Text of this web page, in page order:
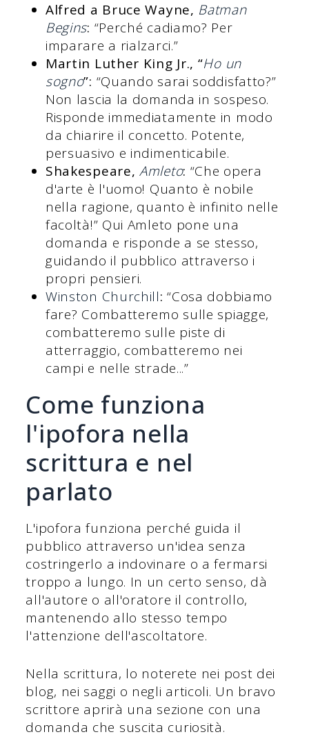
Alfred a Bruce Wayne, Batman
Begins: “Perché cadiamo? Per
imparare a rialzarci.”
Martin Luther King Jr., “Ho un
sogno”: “Quando sarai soddisfatto?”
Non lascia la domanda in sospeso.
Risponde immediatamente in modo
da chiarire il concetto. Potente,
persuasivo e indimenticabile.
Shakespeare,Amleto: “Che opera
d'arte è l'uomo! Quanto è nobile
nella ragione, quanto è infinito nelle
facoltà!” Qui Amleto pone una
domanda e risponde a se stesso,
guidando il pubblico attraverso i
propri pensieri.
Winston Churchill: “Cosa dobbiamo
fare? Combatteremo sulle spiagge,
combatteremo sulle piste di
atterraggio, combatteremo nei
campi e nelle strade...”
Come funziona
l'ipofora nella
scrittura e nel
parlato
L'ipofora funziona perché guida il
pubblico attraverso un'idea senza
costringerlo a indovinare o a fermarsi
troppo a lungo. In un certo senso, dà
all'autore o all'oratore il controllo,
mantenendo allo stesso tempo
l'attenzione dell'ascoltatore.
Nella scrittura, lo noterete nei post dei
blog, nei saggi o negli articoli. Un bravo
scrittore aprirà una sezione con una
domanda che suscita curiosità.